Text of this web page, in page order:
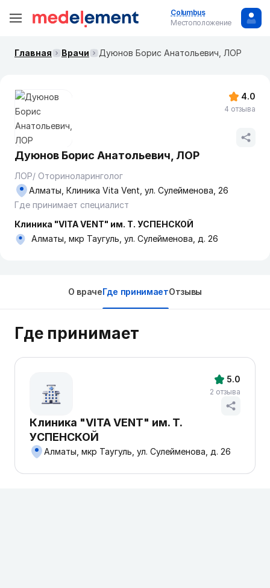
Columbus
Местоположение
Главная Врачи Дуюнов Борис Анатольевич, ЛОР
Дуюнов Борис Анатольевич, ЛОР
ЛОР/ Оториноларинголог
Алматы, Клиника Vita Vent, ул. Сулейменова, 26
Где принимает специалист
Клиника "VITA VENT" им. Т. УСПЕНСКОЙ
Алматы, мкр Таугуль, ул. Сулейменова, д. 26
4.0
4 отзыва
О врачеГде принимаетОтзывы
Где принимает
Клиника "VITA VENT" им. Т.
УСПЕНСКОЙ
Алматы, мкр Таугуль, ул. Сулейменова, д. 26
5.0
2 отзыва